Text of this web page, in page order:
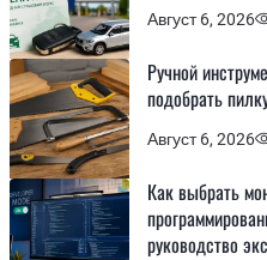
Август 6, 2026
Август 6, 2026
Ручной
подобрать
Как выбрать
руководство